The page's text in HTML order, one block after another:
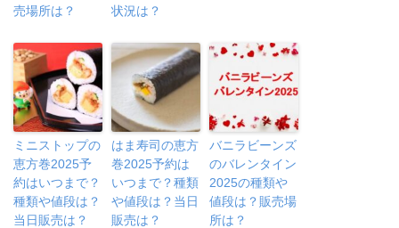
売場所は？
状況は？
ミニストップの
恵方巻2025予
約はいつまで？
種類や値段は？
当日販売は？
はま寿司の恵方
巻2025予約は
いつまで？種類
や値段は？当日
販売は？
バニラビーンズ
のバレンタイン
2025の種類や
値段は？販売場
所は？